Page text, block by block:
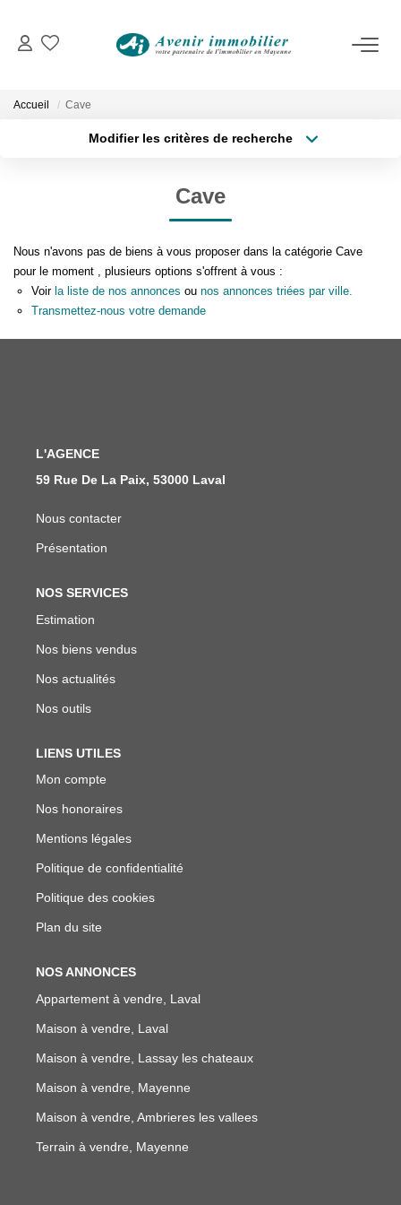
VENTES
Immobilier D'habitation
Immobilier D'entreprise
ESTIMATION
Accueil Cave
Modifier les critères de recherche
Budget max Plus de critères
Cave
Nous n'avons pas de biens à vous proposer dans la catégorie Cave
pour le moment , plusieurs options s'offrent à vous :
Voir la liste de nos annonces ou nos annonces triées par ville.
Transmettez-nous votre demande
L'AGENCE
59 Rue De La Paix, 53000 Laval
Nous contacter
Présentation
NOS SERVICES
Estimation
Nos biens vendus
Nos actualités
Nos outils
LIENS UTILES
Mon compte
Nos honoraires
Mentions légales
Politique de confidentialité
Politique des cookies
Plan du site
NOS ANNONCES
Appartement à vendre, Laval
Maison à vendre, Laval
Maison à vendre, Lassay les chateaux
Maison à vendre, Mayenne
Maison à vendre, Ambrieres les vallees
Terrain à vendre, Mayenne